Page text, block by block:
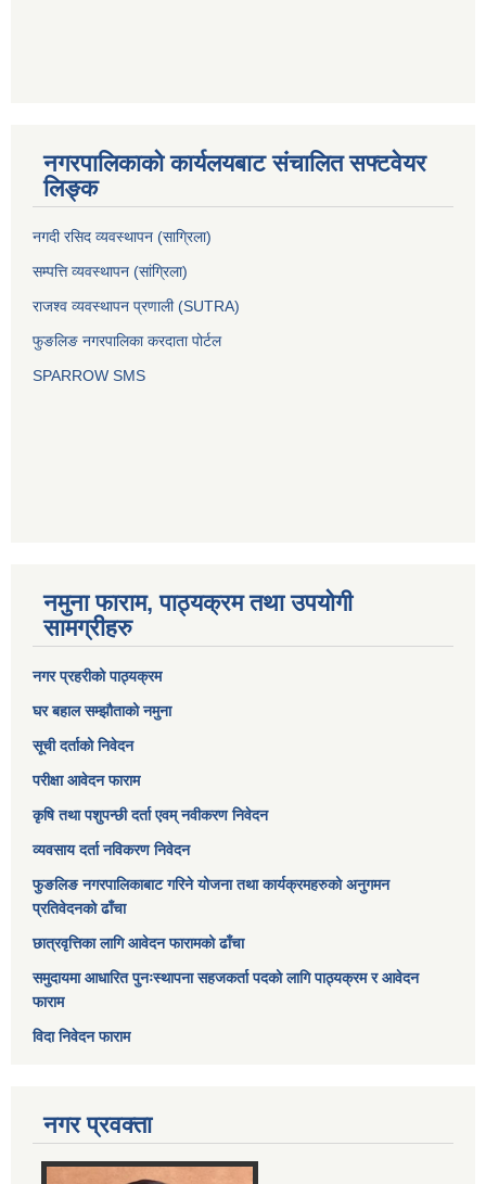
नगरपालिकाको कार्यलयबाट संचालित सफ्टवेयर
लिङ्क
नगदी रसिद व्यवस्थापन (साग्रिला)
सम्पत्ति व्यवस्थापन (सांग्रिला)
राजश्व व्यवस्थापन प्रणाली (SUTRA)
फुङलिङ नगरपालिका करदाता पोर्टल
SPARROW SMS
नमुना फाराम, पाठ्यक्रम तथा उपयोगी
सामग्रीहरु
नगर प्रहरीको पाठ्यक्रम
घर बहाल सम्झौताको नमुना
सूची दर्ताको निवेदन
परीक्षा आवेदन फाराम
कृषि तथा पशुपन्छी दर्ता एवम् नवीकरण निवेदन
व्यवसाय दर्ता नविकरण निवेदन
फुङलिङ नगरपालिकाबाट गरिने योजना तथा कार्यक्रमहरुको अनुगमन
प्रतिवेदनको ढाँचा
छात्रवृत्तिका लागि आवेदन फारामको ढाँचा
समुदायमा आधारित पुनःस्थापना सहजकर्ता पदको लागि पाठ्यक्रम र आवेदन
फाराम
विदा निवेदन फाराम
नगर प्रवक्ता